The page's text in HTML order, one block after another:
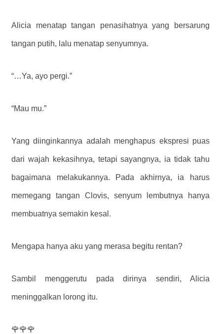
Alicia menatap tangan penasihatnya yang bersarung
tangan putih, lalu menatap senyumnya.
“…Ya, ayo pergi.”
“Mau mu.”
Yang diinginkannya adalah menghapus ekspresi puas
dari wajah kekasihnya, tetapi sayangnya, ia tidak tahu
bagaimana melakukannya. Pada akhirnya, ia harus
memegang tangan Clovis, senyum lembutnya hanya
membuatnya semakin kesal.
Mengapa hanya aku yang merasa begitu rentan?
Sambil menggerutu pada dirinya sendiri, Alicia
meninggalkan lorong itu.
🌹🌹🌹